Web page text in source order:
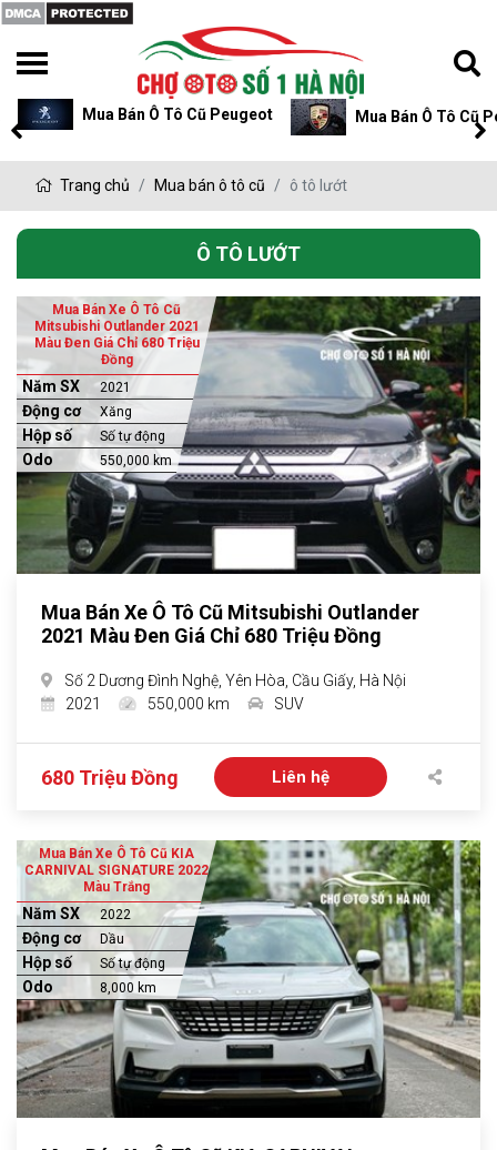
Mua Bán Ô Tô Cũ Peugeot Mua Bán Ô Tô Cũ
Trang chủ Mua bán ô tô cũ ô tô lướt
Ô TÔ LƯỚT
Mua Bán Xe Ô Tô Cũ
Mitsubishi Outlander 2021
Màu Đen Giá Chỉ 680 Triệu
Đồng
Năm SX 2021
Động cơ Xăng
Hộp số Số tự động
Odo 550,000 km
Mua Bán Xe Ô Tô Cũ Mitsubishi Outlander
2021 Màu Đen Giá Chỉ 680 Triệu Đồng
Số 2 Dương Đình Nghệ, Yên Hòa, Cầu Giấy, Hà Nội
2021
550,000 km SUV
680 Triệu Đồng Liên hệ
Mua Bán Xe Ô Tô Cũ KIA
CARNIVAL SIGNATURE 2022
Màu Trắng
Năm SX 2022
Động cơ Dầu
Hộp số Số tự động
Odo 8,000 km